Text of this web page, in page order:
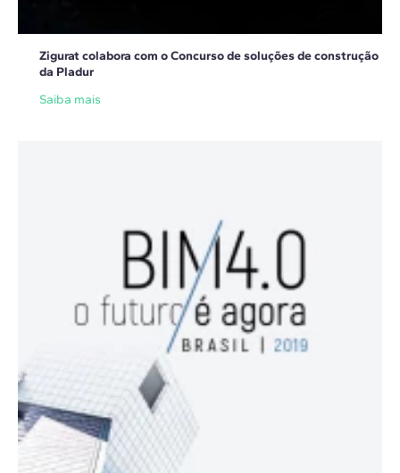
Zigurat colabora com o Concurso de soluções de construção
da Pladur
Saiba mais